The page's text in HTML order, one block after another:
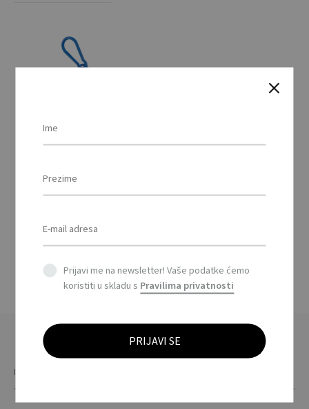
TEDY – Spremnik za
vrećice za izmet /
has
multiple
The
options
on
Prijavi me na newsletter! Vaše podatke ćemo
koristiti u skladu s Pravilima privatnosti